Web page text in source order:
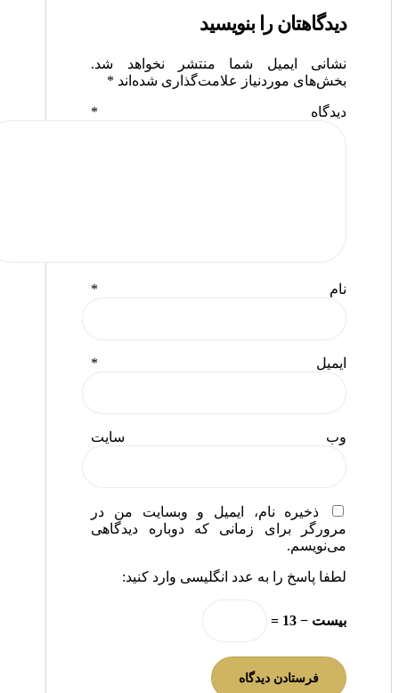
دیدگاهتان را بنویسید
نشانی ایمیل شما منتشر نخواهد شد.
بخش‌های موردنیاز علامت‌گذاری شده‌اند *
دیدگاه *
نام *
ایمیل *
وب‌ سایت
ذخیره نام، ایمیل و وبسایت من در
مرورگر برای زمانی که دوباره دیدگاهی
می‌نویسم.
لطفا پاسخ را به عدد انگلیسی وارد کنید:
بیست − 13 =